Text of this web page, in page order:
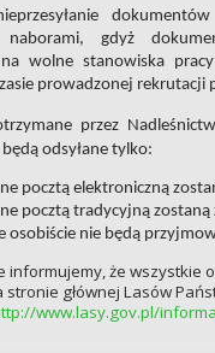
naborami, gdyż
wolne stanowiska
prowadzonej rekrutacji
przez
odsyłane tylko:
pocztą elektroniczną
pocztą tradycyjną zostaną
osobiście nie będą
informujemy, że wszystkie
stronie głównej Lasów
www.lasy.gov.pl/